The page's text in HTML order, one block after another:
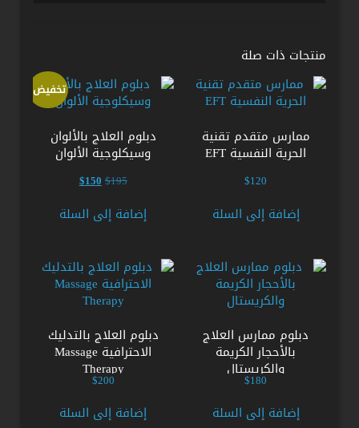
منتجات ذات صلة
ممارس متقدم تقنية
الحرية النفسية EFT
$120
إضافة إلى السلة
تخفيض!
دبلوم العلاج بالألوان
وسيكلوجية الألوان
$195 السعر
هو:
$195.
$150 السعر
هو:
$150.
إضافة إلى السلة
دبلوم ممارس العلاج
بالأحجار الكريمة
والكريستال
$180
إضافة إلى السلة
دبلوم العلاج بالتدليك
الاحترافية Massage
Therapy
$200
إضافة إلى السلة